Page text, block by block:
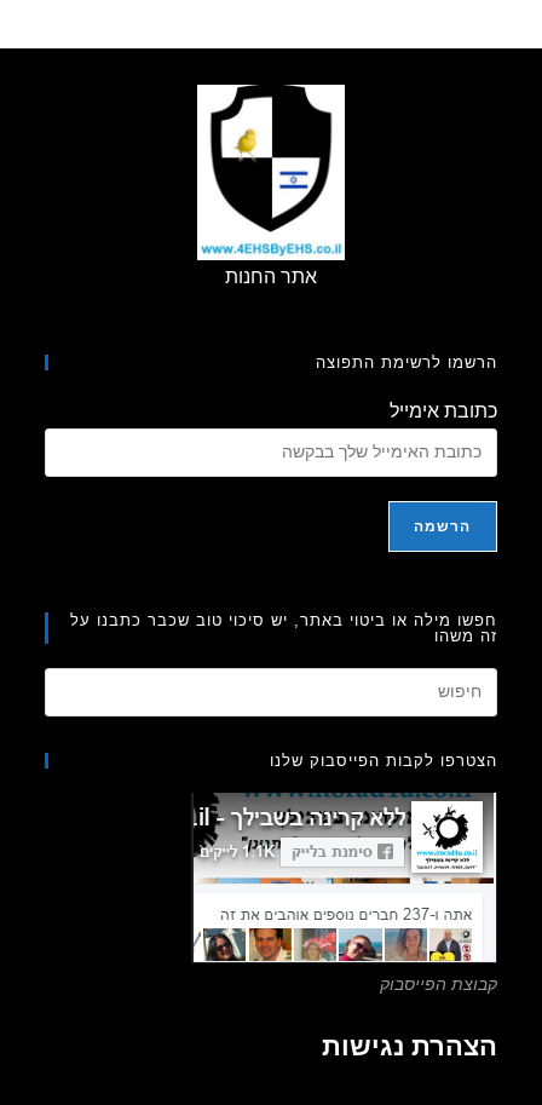
אתר החנות
לרשימת התפוצה
אימייל
מילה או ביטוי באתר, יש סיכוי טוב שכבר כתבנו על
Escape
לקבות הפייסבוק שלנו
הפייסבוק
נגישות